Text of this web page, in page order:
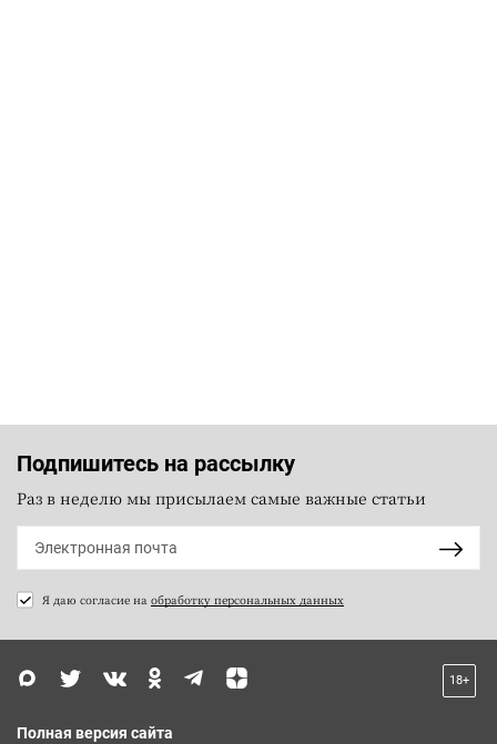
Подпишитесь на рассылку
Раз в неделю мы присылаем самые важные статьи
Я даю согласие на обработку персональных данных
18+
Полная версия сайта